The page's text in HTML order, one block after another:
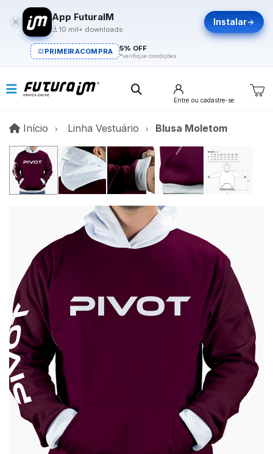
App FuturaIM
10 mil+ downloads
Instalar
PRIMEIRACOMPRA 5% OFF
*verifique condições
Entre ou cadastre-se
Início InícioLinha Vestuário Blusa Moletom